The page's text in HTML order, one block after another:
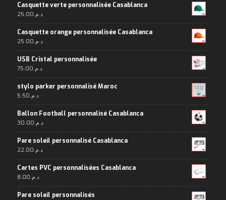
Casquette verte personnalisée Casablanca
د.م.25.00
Casquette orange personnalisée Casablanca
د.م.25.00
USB Cristal personnalisée
د.م.75.00
stylo parker personnalisé Maroc
د.م.5.50
Ballon Football personnalisé Casablanca
د.م.30.00
Pare soleil personnalisé Casablanca
د.م.22.00
Cartes PVC personnalisées Casablanca
د.م.8.00
Pare soleil personnalisés